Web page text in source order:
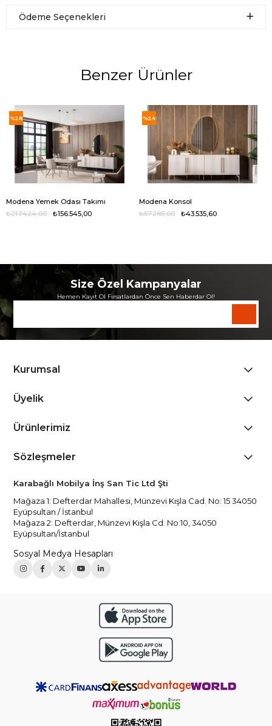
Ödeme Seçenekleri
Benzer Ürünler
Modena Yemek Odası Takımı
₺156.545,00
₺217.424,00
%28
Modena Konsol
₺43.535,60
₺57.285,00
%24
Size Özel Kampanyalar
Hemen Kayıt Ol Fırsatlardan Önce Sen Haberdar Ol!
Kurumsal
Üyelik
Ürünlerimiz
Sözleşmeler
Karabağlı Mobilya İnş San Tic Ltd Şti
Mağaza 1: Defterdar Mahallesi, Münzevi Kışla Cad. No: 15 34050
Eyüpsultan / İstanbul
Mağaza 2: Defterdar, Münzevi Kışla Cd. No:10, 34050
Eyüpsultan/İstanbul
Sosyal Medya Hesapları